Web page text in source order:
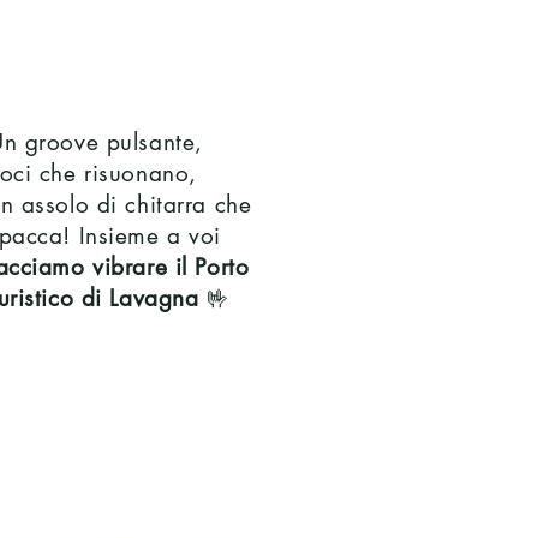
groove pulsante,
che risuonano,
assolo di chitarra che
Insieme a voi
vibrare il Porto
di Lavagna 🤟